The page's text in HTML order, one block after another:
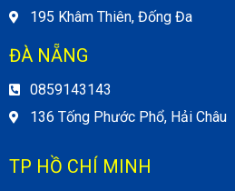
195 Khâm Thiên, Đống Đa
ĐÀ NẴNG
0859143143
136 Tống Phước Phổ, Hải Châu
TP HỒ CHÍ MINH